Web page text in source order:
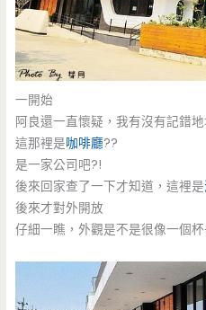
一開始
阿良還一直懷疑，我有沒有記錯
這那裡是咖啡廳??
是一家公司吧?!
後來回家查了一下才知道，這裡是
後來才對外開放
仔細一瞧，外觀是不是很像一個